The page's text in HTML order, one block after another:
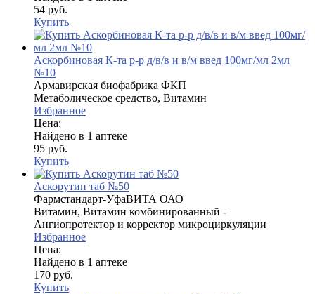
54 руб.
Купить
Аскорбиновая К-та р-р д/в/в и в/м введ 100мг/мл 2мл
№10
Армавирская биофабрика ФКП
Метаболическое средство, Витамин
Избранное
Цена:
Найдено в 1 аптеке
95 руб.
Купить
Аскорутин таб №50
Фармстандарт-УфаВИТА ОАО
Витамин, Витамин комбинированный -
Ангиопротектор и корректор микроциркуляции
Избранное
Цена:
Найдено в 1 аптеке
170 руб.
Купить